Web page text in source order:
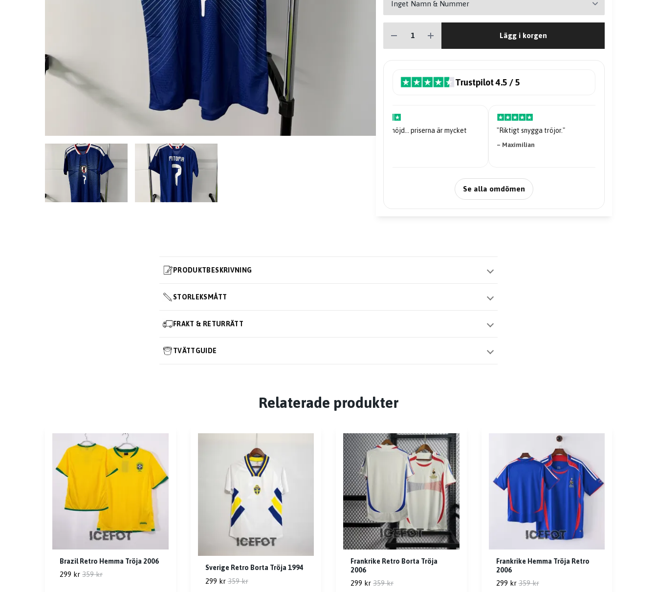
Lägg i korgen
Trustpilot 4.5 / 5
"Mycket nöjd... priserna är mycket
"Riktigt snygga tröjor."
Se alla omdömen
PRODUKTBESKRIVNING
STORLEKSMÅTT
FRAKT & RETURRÄTT
TVÄTTGUIDE
Relaterade produkter
Brazil Retro Hemma Tröja 2006
299 kr 359 kr
Sverige Retro Borta Tröja 1994
299 kr 359 kr
Frankrike Retro Borta Tröja
2006
299 kr 359 kr
Frankrike Hemma Tröja Retro
2006
299 kr 359 kr